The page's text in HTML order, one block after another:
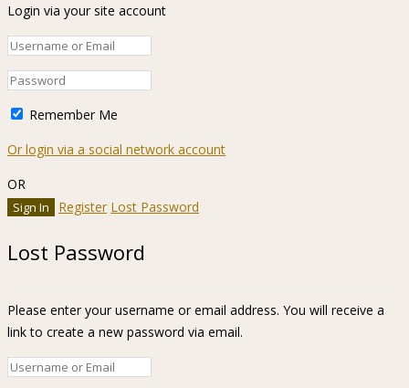
Login via your site account
Remember Me
Or login via a social network account
OR
Register Lost Password
Lost Password
Please enter your username or email address. You will receive a
link to create a new password via email.